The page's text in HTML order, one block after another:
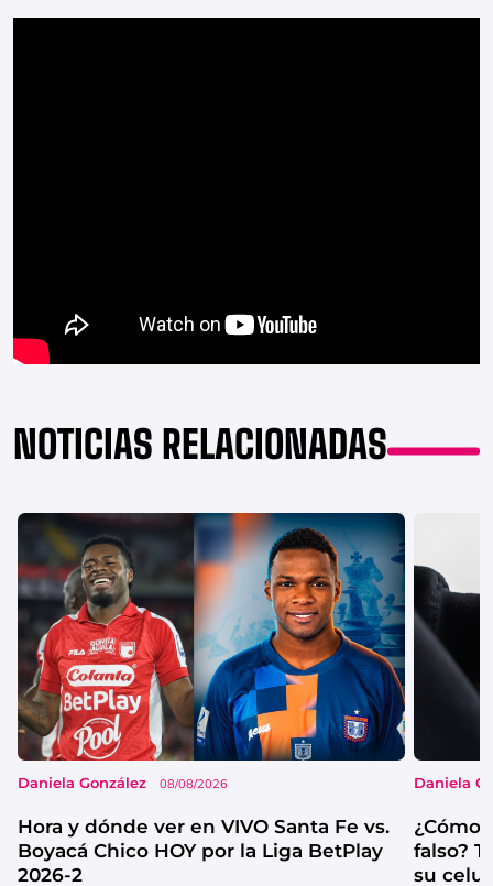
NOTICIAS RELACIONADAS
Daniela González 08/08/2026
Hora y dónde ver en VIVO Santa Fe vs.
Boyacá Chico HOY por la Liga BetPlay
2026-2
Daniela
¿Cómo
falso?
su